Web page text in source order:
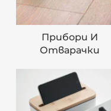
Прибори И
Отварачки